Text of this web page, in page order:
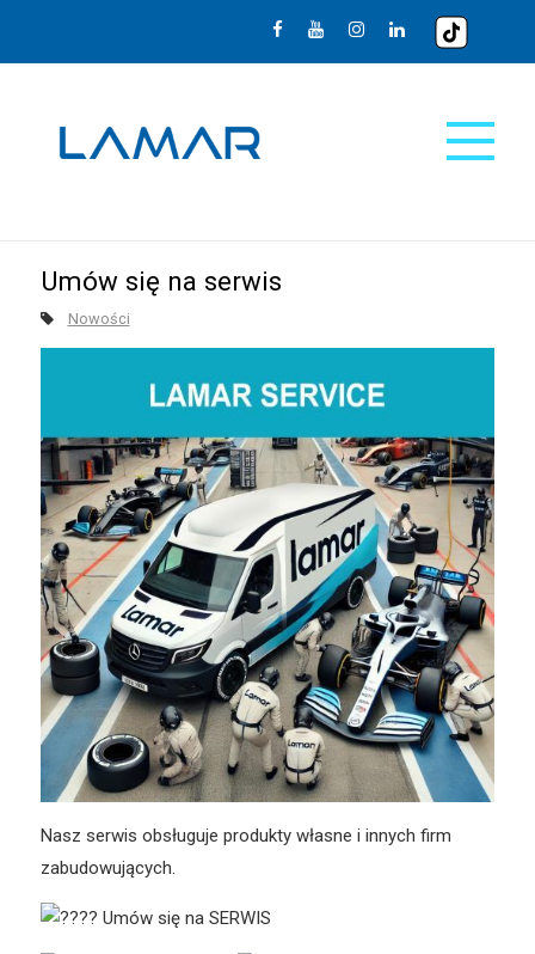
Umów się na serwis
Nowości
Nasz serwis obsługuje produkty własne i innych firm
zabudowujących.
Umów się na SERWIS